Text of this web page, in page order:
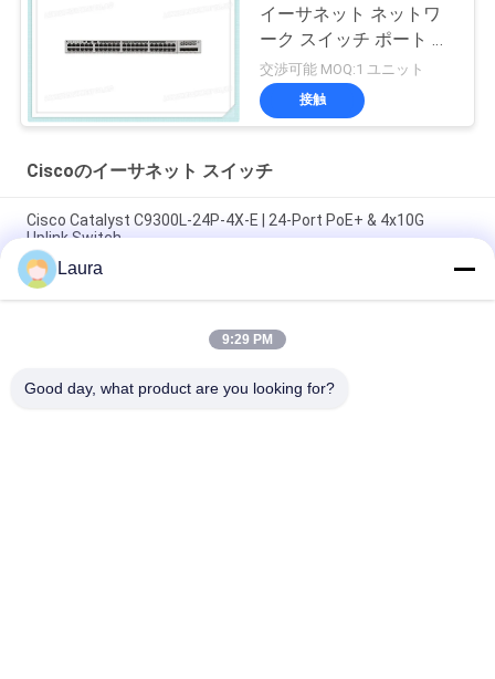
イーサネット ネットワ
ーク スイッチ ポート デ
ータ モジュールアップ
リンク オプション
交渉可能 MOQ:1 ユニット
接触
Ciscoのイーサネット スイッチ
Cisco Catalyst C9300L-24P-4X-E | 24-Port PoE+ & 4x10G
Uplink Switch
Cisco C9300L-24T-4X-E Catalyst 9300L Switch | 24-Port Data
Only, 4x10G Uplink
C9200L-24P-4G-E、Cisco Catalyst 9200L スイッチ、24xPoE+
Laura
9:29 PM
Good day, what product are you looking for?